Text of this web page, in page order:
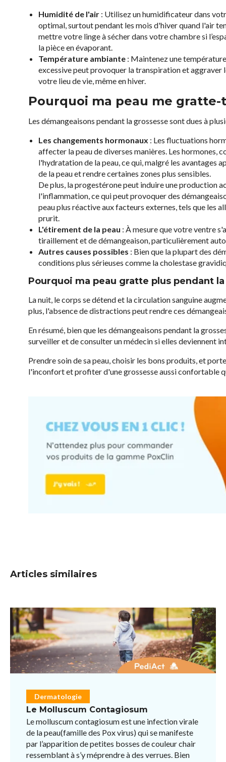
Humidité de l'air : Utilisez un humidificateur dans
optimal, surtout pendant les mois d'hiver quand l'air
mettre votre linge à sécher dans votre chambre si
la pièce en évaporant.
Température ambiante : Maintenez une
excessive peut provoquer la transpiration et aggraver
votre lieu de vie, même en hiver.
Pourquoi ma peau me
Les démangeaisons pendant la grossesse sont dues à
Les changements hormonaux : Les fluctuations
affecter la peau de diverses manières. Les
l'hydratation de la peau, ce qui, malgré les
de la peau et rendre certaines zones plus sensibles.
De plus, la progestérone peut induire une production
l'inflammation, ce qui peut provoquer des
peau plus réactive aux facteurs externes, tels que les
prurit.
L'étirement de la peau : À mesure que votre ventre
tiraillement et de démangeaison, particulièrement
Autres causes possibles : Bien que la plupart des
conditions plus sérieuses comme la cholestase
Pourquoi ma peau gratte plus pendant
La nuit, le corps se détend et la circulation sanguine
plus, l'absence de distractions peut rendre ces
En résumé, bien que les démangeaisons pendant la
surveiller et de consulter un médecin si elles deviennent
Prendre soin de sa peau, choisir les bons produits, et
l'inconfort et profiter d'une grossesse aussi confortable
Articles similaires
Dermatologie
Le Molluscum Contagiosum
Le molluscum contagiosum est une infection virale
de la peau(famille des Pox virus) qui se manifeste
par l’apparition de petites bosses de couleur chair
ressemblant à s’y méprendre à des verrues. Bien